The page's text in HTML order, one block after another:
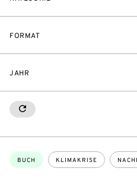
FORMAT
JAHR
RESETALL
Themen:
BUCH KLIMAKRISE